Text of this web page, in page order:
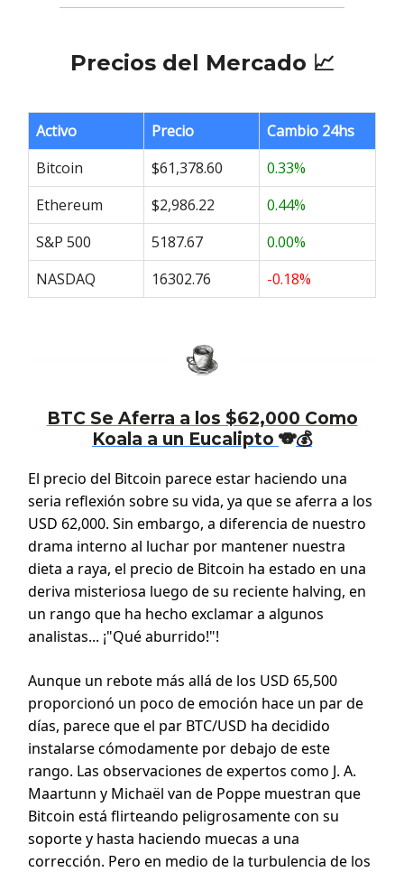
Precios del Mercado 📈
Activo Precio
Cambio 24hs
Bitcoin
$61,378.60
0.33%
Ethereum
$2,986.22
0.44%
S&P 500
5187.67
0.00%
NASDAQ
16302.76 -0.18%
BTC Se Aferra a los $62,000 Como
Koala a un Eucalipto 🐨💰
El precio del Bitcoin parece estar haciendo una
seria reflexión sobre su vida, ya que se aferra a los
USD 62,000. Sin embargo, a diferencia de nuestro
drama interno al luchar por mantener nuestra
dieta a raya, el precio de Bitcoin ha estado en una
deriva misteriosa luego de su reciente halving, en
un rango que ha hecho exclamar a algunos
analistas... ¡"Qué aburrido!"!
Aunque un rebote más allá de los USD 65,500
proporcionó un poco de emoción hace un par de
días, parece que el par BTC/USD ha decidido
instalarse cómodamente por debajo de este
rango. Las observaciones de expertos como J. A.
Maartunn y Michaël van de Poppe muestran que
Bitcoin está flirteando peligrosamente con su
soporte y hasta haciendo muecas a una
corrección. Pero en medio de la turbulencia de los